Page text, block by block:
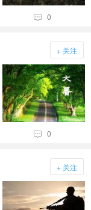
 0
+ 关注
 0
+ 关注